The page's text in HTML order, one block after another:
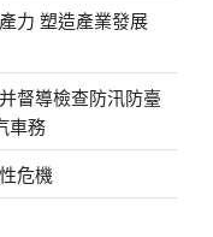
力 塑造產業發展
督導檢查防汛防臺
車務
危機